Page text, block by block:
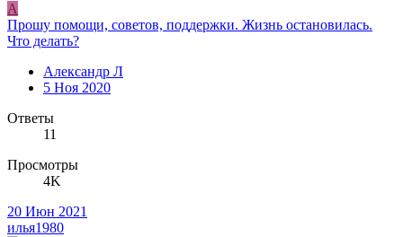
А
Прошу помощи, советов, поддержки. Жизнь остановилась.
Что делать?
Александр Л
5 Ноя 2020
Ответы
11
Просмотры
4K
20 Июн 2021
илья1980